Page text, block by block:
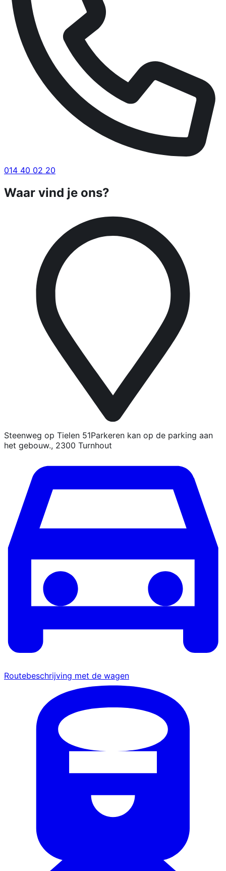
014 40 02 20
Waar vind je ons?
Steenweg op Tielen 51Parkeren kan op de parking aan
het gebouw., 2300 Turnhout
Routebeschrijving met de wagen